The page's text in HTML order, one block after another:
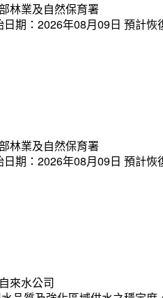
林業及自然保育署
日期：2026年08月09日 預計
林業及自然保育署
日期：2026年08月09日 預計
來水公司